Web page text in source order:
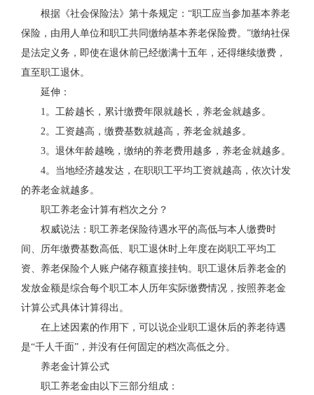
根据《社会保险法》第十条规定：“职工应当参加基本养老
保险，由用人单位和职工共同缴纳基本养老保险费。”缴纳社保
是法定义务，即使在退休前已经缴满十五年，还得继续缴费，
直至职工退休。
延伸：
1。工龄越长，累计缴费年限就越长，养老金就越多。
2。工资越高，缴费基数就越高，养老金就越多。
3。退休年龄越晚，缴纳的养老费用越多，养老金就越多。
4。当地经济越发达，在职职工平均工资就越高，依次计发
的养老金就越多。
职工养老金计算有档次之分？
权威说法：职工养老保险待遇水平的高低与本人缴费时
间、历年缴费基数高低、职工退休时上年度在岗职工平均工
资、养老保险个人账户储存额直接挂钩。职工退休后养老金的
发放金额是综合每个职工本人历年实际缴费情况，按照养老金
计算公式具体计算得出。
在上述因素的作用下，可以说企业职工退休后的养老待遇
是“千人千面”，并没有任何固定的档次高低之分。
养老金计算公式
职工养老金由以下三部分组成：